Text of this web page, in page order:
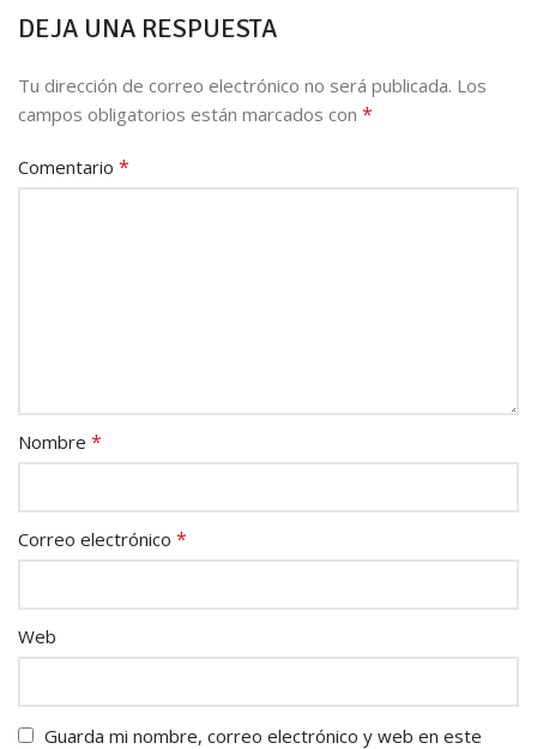
DEJA UNA RESPUESTA
Tu dirección de correo electrónico no será publicada. Los
campos obligatorios están marcados con *
Comentario *
Nombre *
Correo electrónico *
Web
Guarda mi nombre, correo electrónico y web en este